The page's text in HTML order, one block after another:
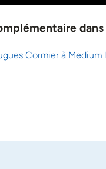
dans
Cormier à Medium